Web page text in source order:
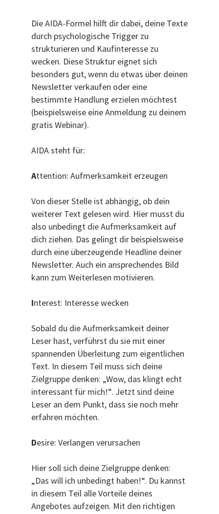
Die AIDA-Formel hilft dir dabei, deine Texte
durch psychologische Trigger zu
strukturieren und Kaufinteresse zu
wecken. Diese Struktur eignet sich
besonders gut, wenn du etwas über deinen
Newsletter verkaufen oder eine
bestimmte Handlung erzielen möchtest
(beispielsweise eine Anmeldung zu deinem
gratis Webinar).
AIDA steht für:
Attention: Aufmerksamkeit erzeugen
Von dieser Stelle ist abhängig, ob dein
weiterer Text gelesen wird. Hier musst du
also unbedingt die Aufmerksamkeit auf
dich ziehen. Das gelingt dir beispielsweise
durch eine überzeugende Headline deiner
Newsletter. Auch ein ansprechendes Bild
kann zum Weiterlesen motivieren.
Interest: Interesse wecken
Sobald du die Aufmerksamkeit deiner
Leser hast, verführst du sie mit einer
spannenden Überleitung zum eigentlichen
Text. In diesem Teil muss sich deine
Zielgruppe denken: „Wow, das klingt echt
interessant für mich!“. Jetzt sind deine
Leser an dem Punkt, dass sie noch mehr
erfahren möchten.
Desire: Verlangen verursachen
Hier soll sich deine Zielgruppe denken:
„Das will ich unbedingt haben!“. Du kannst
in diesem Teil alle Vorteile deines
Angebotes aufzeigen. Mit den richtigen